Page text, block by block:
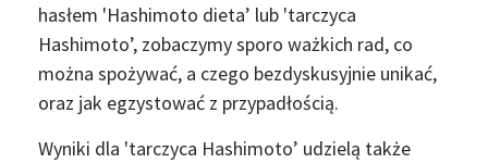
hasłem 'Hashimoto dieta’ lub 'tarczyca
Hashimoto’, zobaczymy sporo ważkich rad, co
można spożywać, a czego bezdyskusyjnie unikać,
oraz jak egzystować z przypadłością.
Wyniki dla 'tarczyca Hashimoto’ udzielą także